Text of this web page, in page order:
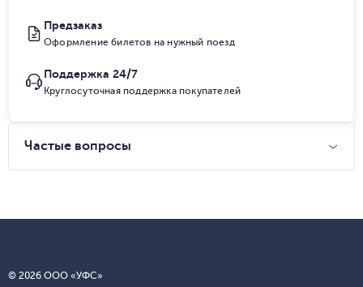
Предзаказ
Оформление билетов на нужный поезд
Поддержка 24/7
Круглосуточная поддержка покупателей
Частые вопросы
© 2026 ООО «УФС»